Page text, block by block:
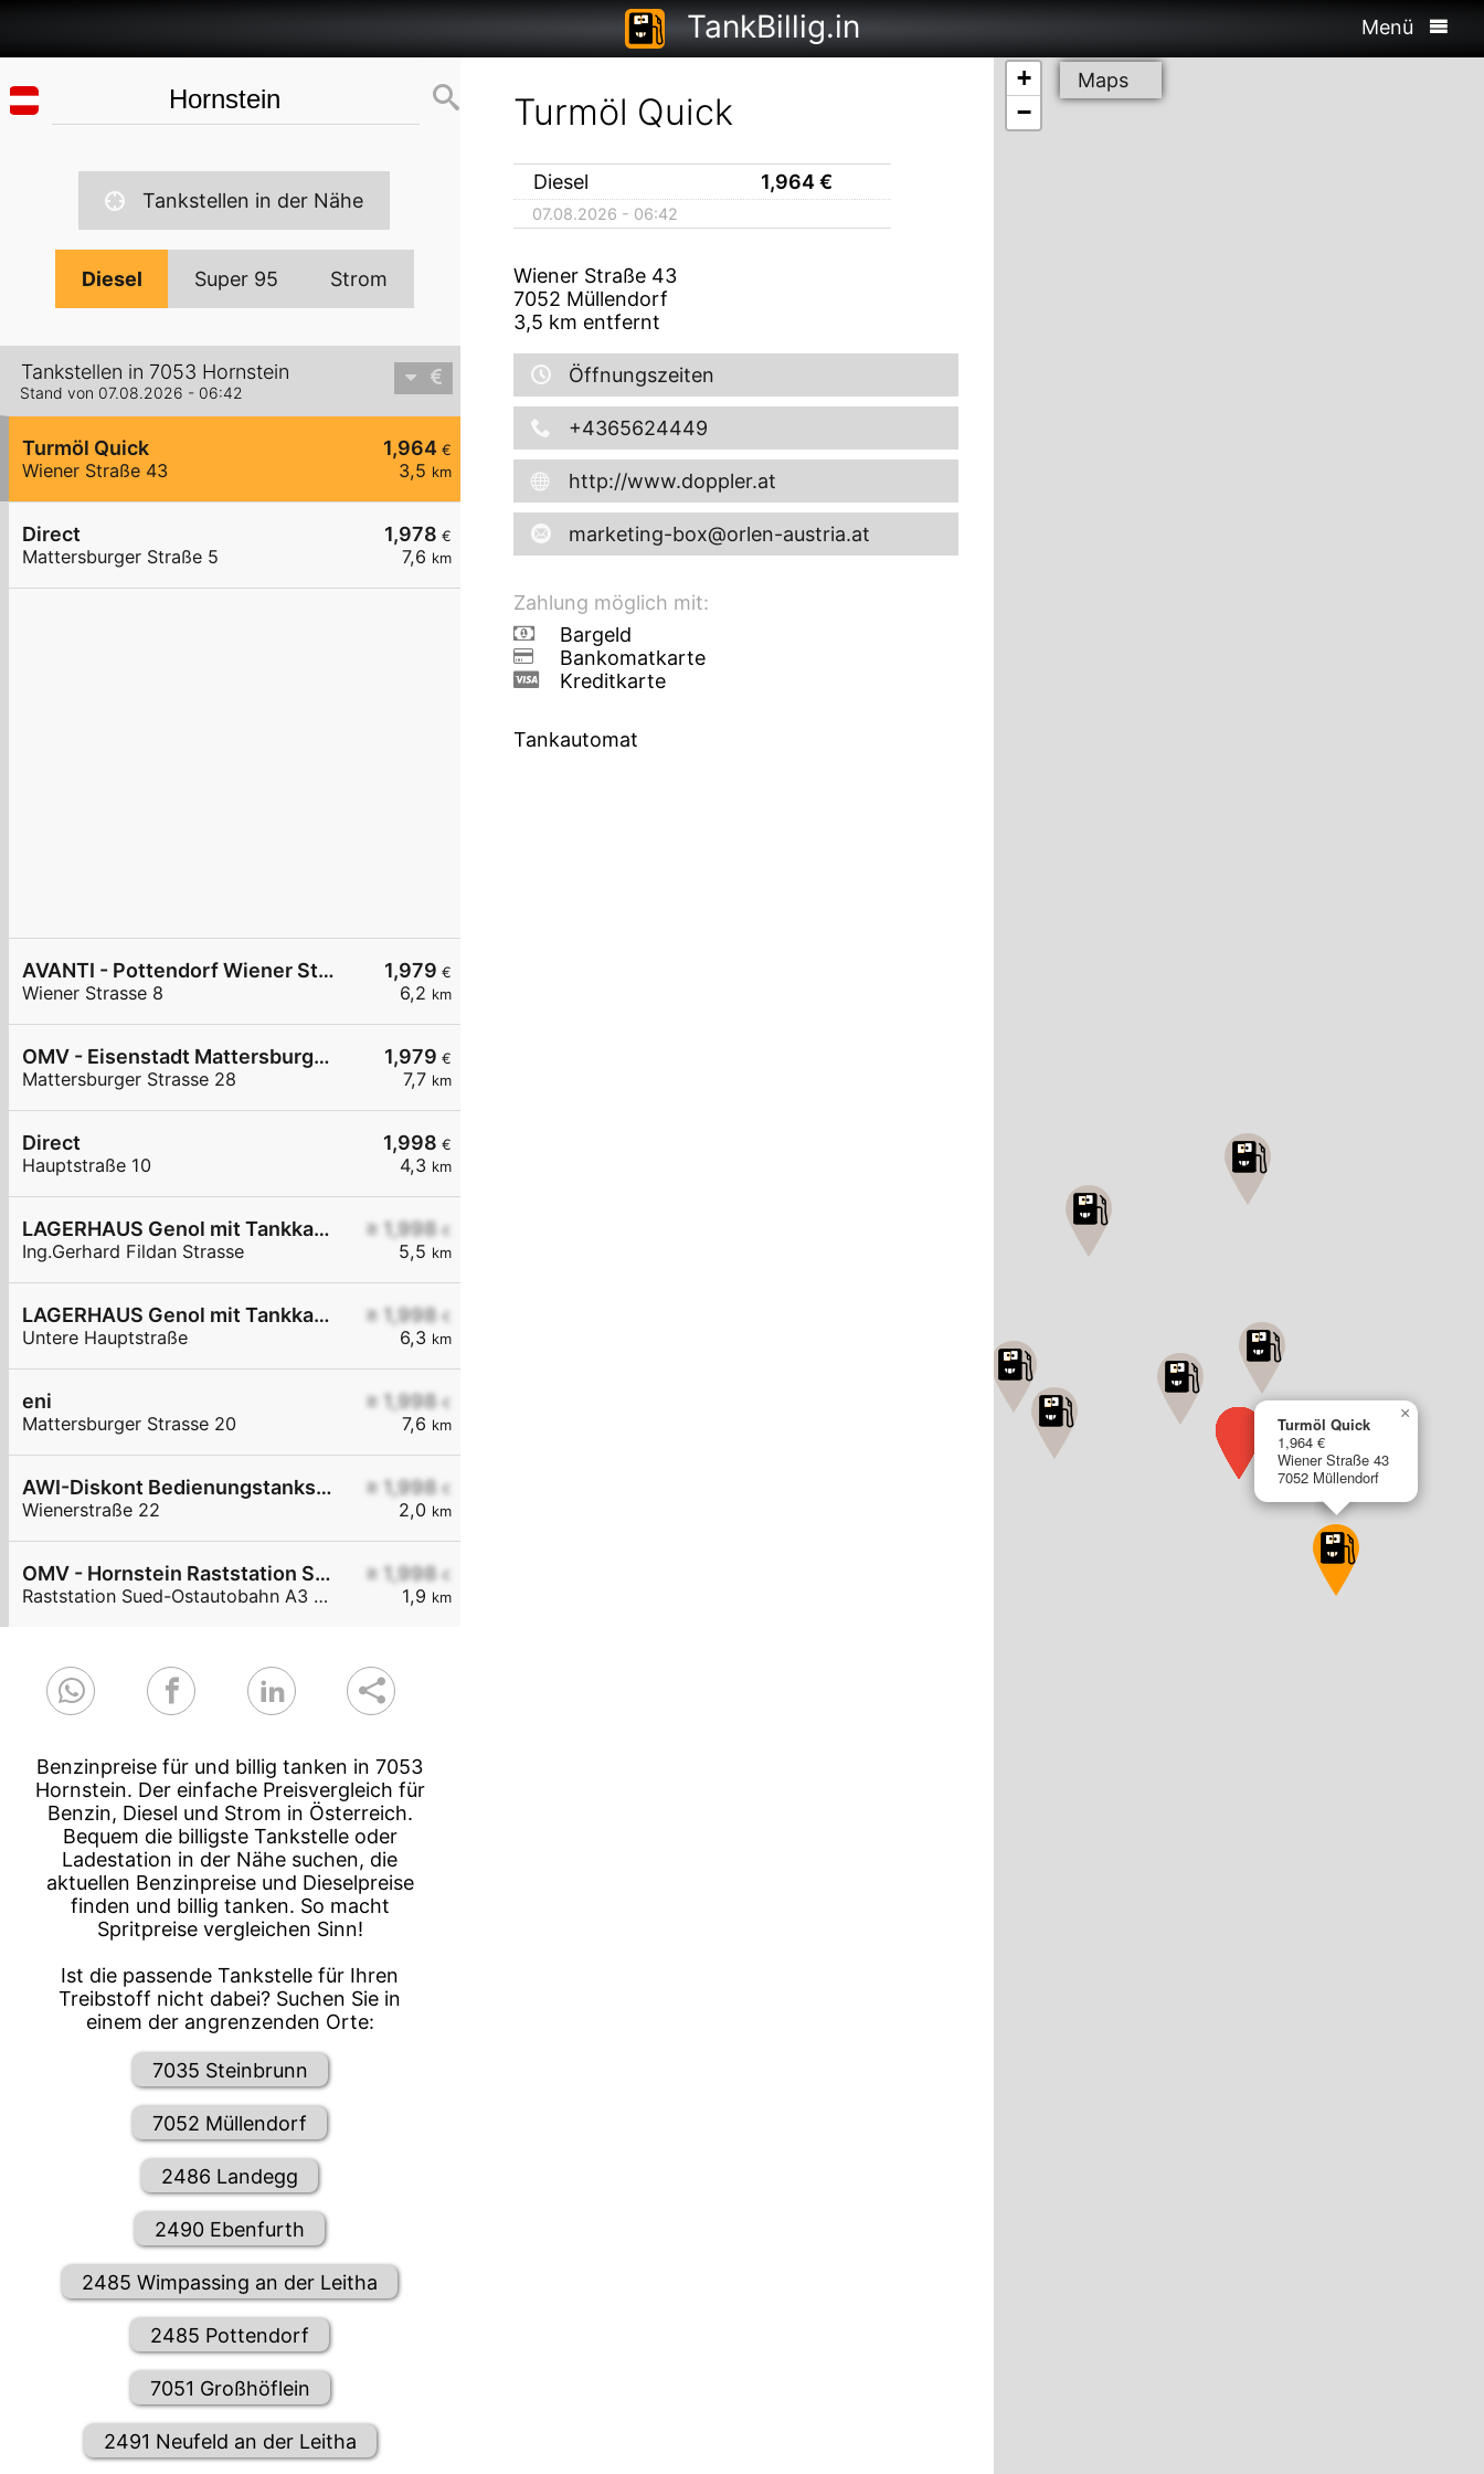
TankBillig.in Menü
Tankstellen in der Nähe
Diesel Super 95 Strom
Tankstellen in 7053 Hornstein
Stand von 07.08.2026 - 06:42
1,964 €
3,5 km
Turmöl Quick
Wiener Straße 43
1,978 €
7,6 km
Direct
Mattersburger Straße 5
1,979 €
6,2 km
AVANTI - Pottendorf Wiener Straße 8
Wiener Strasse 8
1,979 €
7,7 km
OMV - Eisenstadt Mattersburger Straße 28
Mattersburger Strasse 28
1,998 €
4,3 km
Direct
Hauptstraße 10
≥ 1,998 €
5,5 km
LAGERHAUS Genol mit Tankkartensystem
Ing.Gerhard Fildan Strasse
≥ 1,998 €
6,3 km
LAGERHAUS Genol mit Tankkartensystem
Untere Hauptstraße
≥ 1,998 €
7,6 km
eni
Mattersburger Strasse 20
≥ 1,998 €
2,0 km
AWI-Diskont Bedienungstankstelle
Wienerstraße 22
≥ 1,998 €
1,9 km
OMV - Hornstein Raststation Süd-Ostautobahn A3 KM 27,6
Raststation Sued-Ostautobahn A3 KM 27,6
Benzinpreise für und billig tanken in 7053
Hornstein. Der einfache Preisvergleich für
Benzin, Diesel und Strom in Österreich.
Bequem die billigste Tankstelle oder
Ladestation in der Nähe suchen, die
aktuellen Benzinpreise und Dieselpreise
finden und billig tanken. So macht
Spritpreise vergleichen Sinn!
Ist die passende Tankstelle für Ihren
Treibstoff nicht dabei? Suchen Sie in
einem der angrenzenden Orte:
7035 Steinbrunn
7052 Müllendorf
2486 Landegg
2490 Ebenfurth
2485 Wimpassing an der Leitha
2485 Pottendorf
7051 Großhöflein
2491 Neufeld an der Leitha
Turmöl Quick
Diesel 1,964€
07.08.2026 - 06:42
Wiener Straße 43
7052 Müllendorf
3,5 km entfernt
Öffnungszeiten
+4365624449
http://www.doppler.at
marketing-box@orlen-austria.at
Zahlung möglich mit:
Bargeld
Bankomatkarte
Kreditkarte
Tankautomat
Turmöl Quick
1,964 €
Wiener Straße 43
7052 Müllendorf
×
+
−
Maps